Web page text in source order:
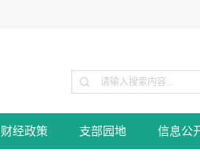
财经政策 支部园地 信息公